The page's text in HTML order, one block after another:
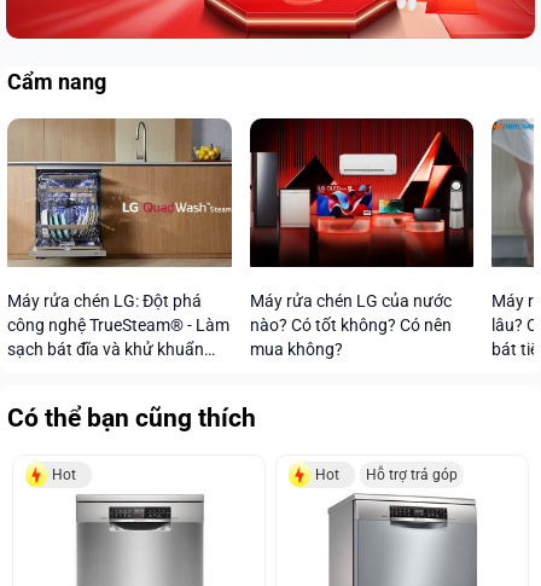
Cẩm nang
Máy rửa chén LG: Đột phá
công nghệ TrueSteam® - Làm
sạch bát đĩa và khử khuẩn
Máy rửa chén LG của nước
nào? Có tốt không? Có nên
mua không?
Máy
lâu?
bát
Có thể bạn cũng thích
Hot Hot Hỗ trợ trả góp